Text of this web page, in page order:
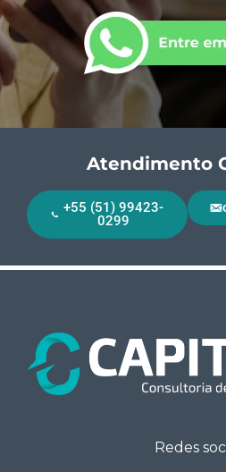
Atendimento
+55 (51) 99423-
0299
Redes